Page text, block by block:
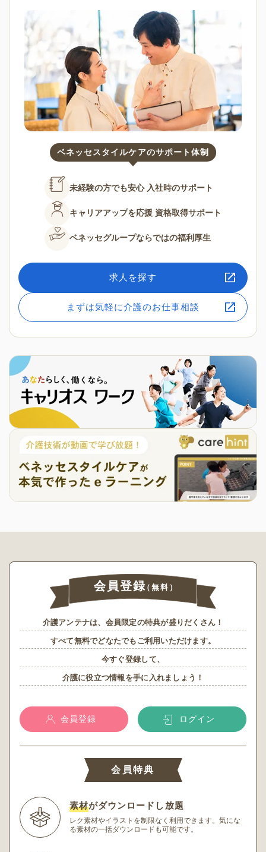
ベネッセスタイルケアのサポート体制
未経験の方でも安心 入社時のサポート
キャリアアップを応援 資格取得サポート
ベネッセグループならではの福利厚生
求人を探す
まずは気軽に介護のお仕事相談
会員登録（無料）
介護アンテナは、会員限定の特典が盛りだくさん！
すべて無料でどなたでもご利用いただけます。
今すぐ登録して、
介護に役立つ情報を手に入れましょう！
会員登録 ログイン
会員特典
素材がダウンロードし放題
レク素材やイラストを制限なく利用できます。 気にな
る素材の一括ダウンロードも可能です。